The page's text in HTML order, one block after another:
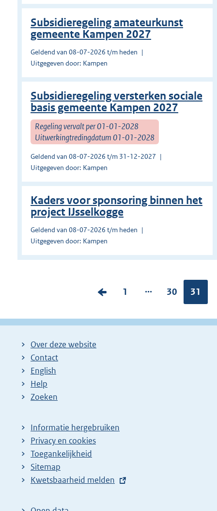
Subsidieregeling amateurkunst
gemeente Kampen 2027
Geldend van 08-07-2026 t/m heden
Uitgegeven door: Kampen
Subsidieregeling versterken sociale
basis gemeente Kampen 2027
Regeling vervalt per 01-01-2028
Uitwerkingtredingdatum 01-01-2028
Geldend van 08-07-2026 t/m 31-12-2027
Uitgegeven door: Kampen
Kaders voor sponsoring binnen het
project IJsselkogge
Geldend van 08-07-2026 t/m heden
Uitgegeven door: Kampen
V
r
o
P
g
1 ...
P
g
30 31
Over deze website
Contact
English
Help
Zoeken
Informatie hergebruiken
Privacy en cookies
Toegankelijkheid
Sitemap
E
t
Kwetsbaarheid melden